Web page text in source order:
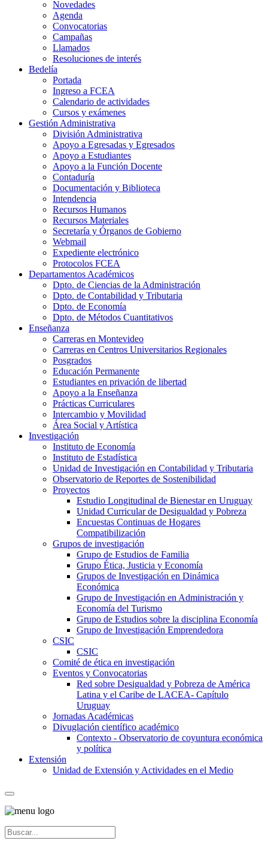
Novedades
Agenda
Convocatorias
Campañas
Llamados
Resoluciones de interés
Bedelía
Portada
Ingreso a FCEA
Calendario de actividades
Cursos y exámenes
Gestión Administrativa
División Administrativa
Apoyo a Egresadas y Egresados
Apoyo a Estudiantes
Apoyo a la Función Docente
Contaduría
Documentación y Biblioteca
Intendencia
Recursos Humanos
Recursos Materiales
Secretaría y Órganos de Gobierno
Webmail
Expediente electrónico
Protocolos FCEA
Departamentos Académicos
Dpto. de Ciencias de la Administración
Dpto. de Contabilidad y Tributaria
Dpto. de Economía
Dpto. de Métodos Cuantitativos
Enseñanza
Carreras en Montevideo
Carreras en Centros Universitarios Regionales
Posgrados
Educación Permanente
Estudiantes en privación de libertad
Apoyo a la Enseñanza
Prácticas Curriculares
Intercambio y Movilidad
Área Social y Artística
Investigación
Instituto de Economía
Instituto de Estadística
Unidad de Investigación en Contabilidad y Tributaria
Observatorio de Reportes de Sostenibilidad
Proyectos
Estudio Longitudinal de Bienestar en Uruguay
Unidad Curricular de Desigualdad y Pobreza
Encuestas Continuas de Hogares
Compatibilización
Grupos de investigación
Grupo de Estudios de Familia
Grupo Ética, Justicia y Economía
Grupos de Investigación en Dinámica
Económica
Grupo de Investigación en Administración y
Economía del Turismo
Grupo de Estudios sobre la disciplina Economía
Grupo de Investigación Emprendedora
CSIC
CSIC
Comité de ética en investigación
Eventos y Convocatorias
Red sobre Desigualdad y Pobreza de América
Latina y el Caribe de LACEA- Capítulo
Uruguay
Jornadas Académicas
Divuglación científico académico
Contexto - Observatorio de coyuntura económica
y política
Extensión
Unidad de Extensión y Actividades en el Medio